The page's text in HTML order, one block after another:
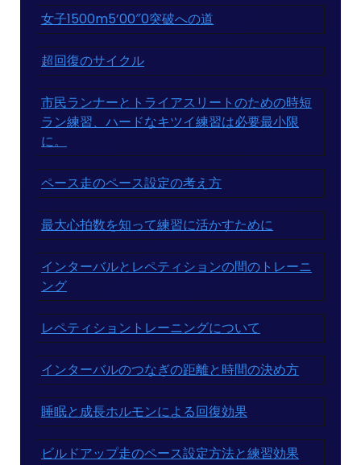
女子1500m5’00″0突破への道
超回復のサイクル
市民ランナーとトライアスリートのための時短
ラン練習、ハードなキツイ練習は必要最小限
に。
ペース走のペース設定の考え方
最大心拍数を知って練習に活かすために
インターバルとレペティションの間のトレーニ
ング
レペティショントレーニングについて
インターバルのつなぎの距離と時間の決め方
睡眠と成長ホルモンによる回復効果
ビルドアップ走のペース設定方法と練習効果